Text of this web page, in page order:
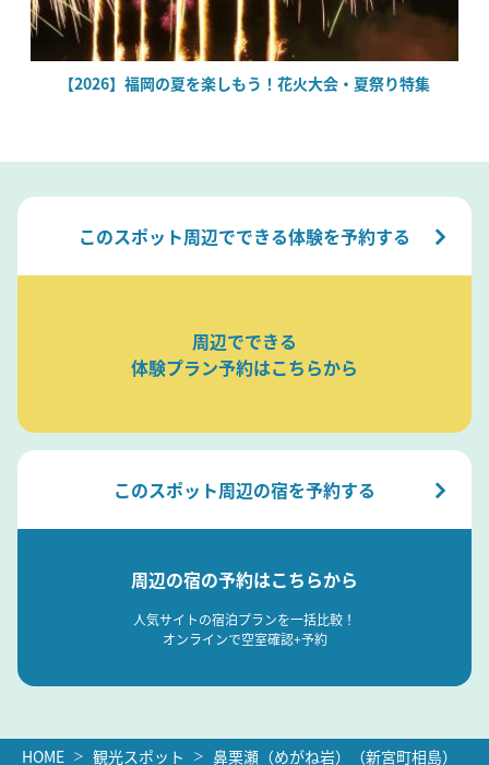
【2026】福岡の夏を楽しもう！花火大会・夏祭り特集
このスポット周辺でできる体験を予約する
周辺でできる
体験プラン予約はこちらから
このスポット周辺の宿を予約する
周辺の宿の予約はこちらから
人気サイトの宿泊プランを一括比較！
オンラインで空室確認+予約
HOME 観光スポット 鼻栗瀬（めがね岩）（新宮町相島）